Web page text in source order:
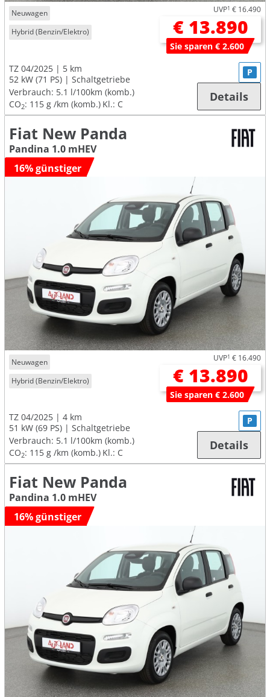
Neuwagen
Hybrid (Benzin/Elektro)
UVP1 € 16.490
€ 13.890
Sie sparen € 2.600
TZ 04/2025
5 km
52 kW (71 PS)
Schaltgetriebe
Verbrauch: 5.1 l/100km (komb.)
CO2: 115 g /km (komb.) Kl.: C
P
Details
Fiat New Panda
Pandina 1.0 mHEV
16% günstiger
Neuwagen
Hybrid (Benzin/Elektro)
UVP1 € 16.490
€ 13.890
Sie sparen € 2.600
TZ 04/2025
4 km
51 kW (69 PS)
Schaltgetriebe
Verbrauch: 5.1 l/100km (komb.)
CO2: 115 g /km (komb.) Kl.: C
P
Details
Fiat New Panda
Pandina 1.0 mHEV
16% günstiger